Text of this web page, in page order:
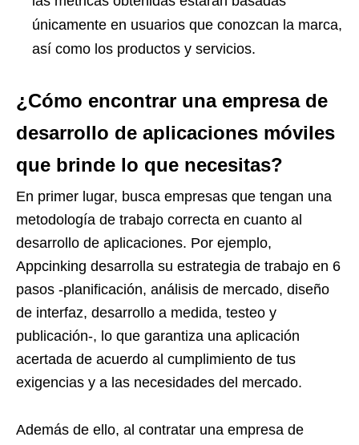
únicamente en usuarios que conozcan la marca,
así como los productos y servicios.
¿Cómo encontrar una empresa de
desarrollo de aplicaciones móviles
que brinde lo que necesitas?
En primer lugar, busca empresas que tengan una
metodología de trabajo correcta en cuanto al
desarrollo de aplicaciones. Por ejemplo,
Appcinking desarrolla su estrategia de trabajo en 6
pasos -planificación, análisis de mercado, diseño
de interfaz, desarrollo a medida, testeo y
publicación-, lo que garantiza una aplicación
acertada de acuerdo al cumplimiento de tus
exigencias y a las necesidades del mercado.
Además de ello, al contratar una empresa de